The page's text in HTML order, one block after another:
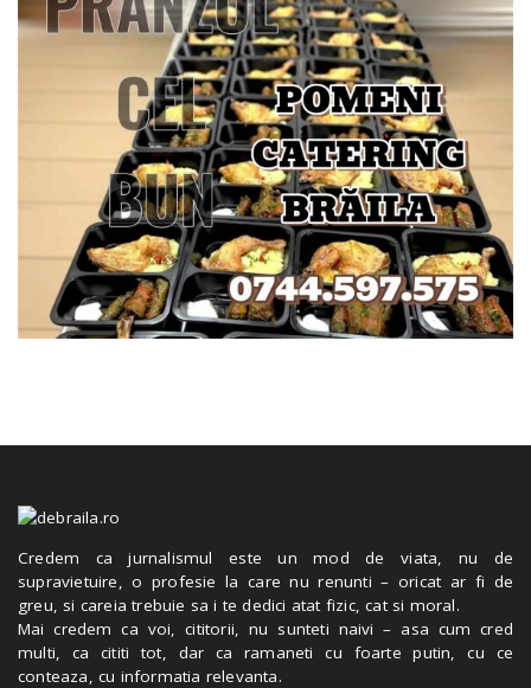
Credem ca jurnalismul este un mod de viata, nu de
supravietuire, o profesie la care nu renunti – oricat ar fi de
greu, si careia trebuie sa i te dedici atat fizic, cat si moral.
Mai credem ca voi, cititorii, nu sunteti naivi – asa cum cred
multi, ca cititi tot, dar ca ramaneti cu foarte putin, cu ce
conteaza, cu informatia relevanta.